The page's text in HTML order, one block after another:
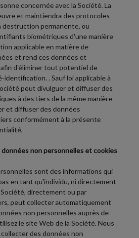
concernée avec la Société. La
et maintiendra des protocoles
destruction permanente, ou
biométriques d'une manière
applicable en matière de
et rend ces données et
d'éliminer tout potentiel de
. Sauf loi applicable à
peut divulguer et diffuser des
à des tiers de la même manière
et diffuser des données
conformément à la présente
non personnelles et cookies
sont des informations qui
en tant qu'individu, ni directement
directement ou par
peut collecter automatiquement
non personnelles auprès de
le site Web de la Société. Nous
des données non